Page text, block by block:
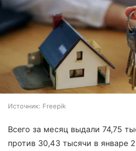
Источник: Freepik
Всего за месяц выдали 74,75
против 30,43 тысячи в январе